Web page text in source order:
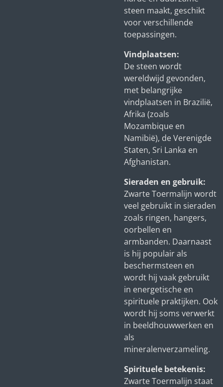
steen maakt, geschikt
voor verschillende
toepassingen.
Vindplaatsen:
De steen wordt
wereldwijd gevonden,
met belangrijke
vindplaatsen in Brazilië,
Afrika (zoals
Mozambique en
Namibië), de Verenigde
Staten, Sri Lanka en
Afghanistan.
Sieraden en gebruik:
Zwarte Toermalijn wordt
veel gebruikt in sieraden
zoals ringen, hangers,
oorbellen en
armbanden. Daarnaast
is hij populair als
beschermsteen en
wordt hij vaak gebruikt
in energetische en
spirituele praktijken. Ook
wordt hij soms verwerkt
in beeldhouwwerken en
als
mineralenverzameling.
Spirituele betekenis:
Zwarte Toermalijn staat